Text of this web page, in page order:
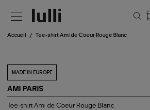
Accueil Tee-shirt Ami de Coeur Rouge Blanc
MADE IN EUROPE
AMI PARIS
Tee-
Tee-shirt Ami de Coeur Rouge Blanc